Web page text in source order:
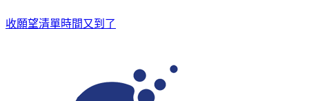
收願望清單時間又到了